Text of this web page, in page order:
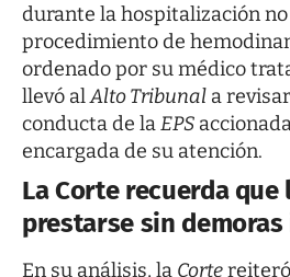
durante la hospitalización
procedimiento de
ordenado por su médico
llevó alAlto Tribunal a
conducta de laEPS
encargada de su atención.
La Corte recuerda que
prestarse sin
En su análisis, la Corte